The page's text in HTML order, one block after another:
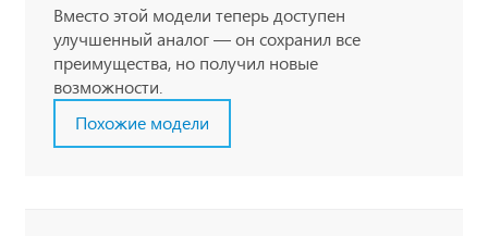
Вместо этой модели теперь доступен
улучшенный аналог — он сохранил все
преимущества, но получил новые
возможности.
Похожие модели